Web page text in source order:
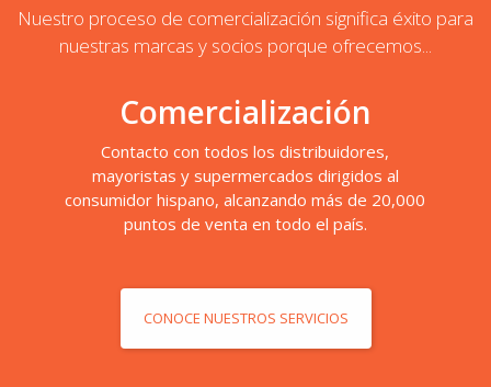
Nuestro proceso de comercialización significa éxito para
nuestras marcas y socios porque ofrecemos...
Comercialización
Contacto con todos los distribuidores,
mayoristas y supermercados dirigidos al
consumidor hispano, alcanzando más de 20,000
puntos de venta en todo el país.
CONOCE NUESTROS SERVICIOS